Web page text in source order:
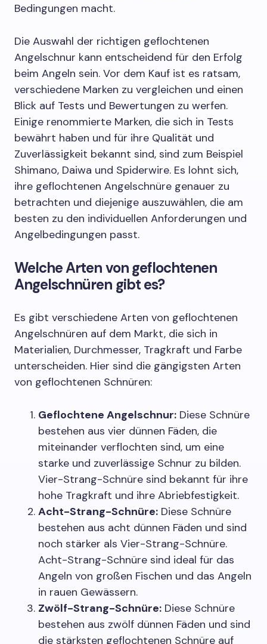
Bedingungen macht.
Die Auswahl der richtigen geflochtenen
Angelschnur kann entscheidend für den Erfolg
beim Angeln sein. Vor dem Kauf ist es ratsam,
verschiedene Marken zu vergleichen und einen
Blick auf Tests und Bewertungen zu werfen.
Einige renommierte Marken, die sich in Tests
bewährt haben und für ihre Qualität und
Zuverlässigkeit bekannt sind, sind zum Beispiel
Shimano, Daiwa und Spiderwire. Es lohnt sich,
ihre geflochtenen Angelschnüre genauer zu
betrachten und diejenige auszuwählen, die am
besten zu den individuellen Anforderungen und
Angelbedingungen passt.
Welche Arten von geflochtenen
Angelschnüren gibt es?
Es gibt verschiedene Arten von geflochtenen
Angelschnüren auf dem Markt, die sich in
Materialien, Durchmesser, Tragkraft und Farbe
unterscheiden. Hier sind die gängigsten Arten
von geflochtenen Schnüren:
Geflochtene Angelschnur: Diese Schnüre
bestehen aus vier dünnen Fäden, die
miteinander verflochten sind, um eine
starke und zuverlässige Schnur zu bilden.
Vier-Strang-Schnüre sind bekannt für ihre
hohe Tragkraft und ihre Abriebfestigkeit.
Acht-Strang-Schnüre: Diese Schnüre
bestehen aus acht dünnen Fäden und sind
noch stärker als Vier-Strang-Schnüre.
Acht-Strang-Schnüre sind ideal für das
Angeln von großen Fischen und das Angeln
in rauen Gewässern.
Zwölf-Strang-Schnüre: Diese Schnüre
bestehen aus zwölf dünnen Fäden und sind
die stärksten geflochtenen Schnüre auf